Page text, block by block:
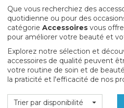
Que vous recherchiez des
quotidienne ou pour des
catégorie Accessoires vous
pour améliorer votre beauté et
Explorez notre sélection et
accessoires de qualité peuvent
votre routine de soin et de
la praticité et l'efficacité de nos
Trier par disponibilité